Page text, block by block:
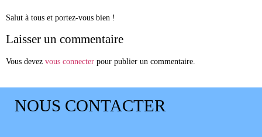
Salut à tous et portez-vous bien !
Laisser un commentaire
Vous devez vous connecter pour publier un commentaire.
NOUS CONTACTER